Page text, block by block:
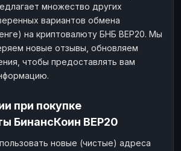
множество других
вариантов обмена
на криптовалюту БНБ BEP20. Мы
новые отзывы, обновляем
чтобы предоставлять вам
при покупке
БинансКоин BEP20
новые (чистые) адреса